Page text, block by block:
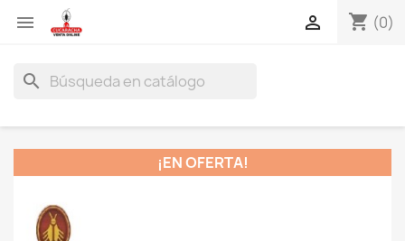
 shopping_cart (0)

search
¡EN OFERTA!